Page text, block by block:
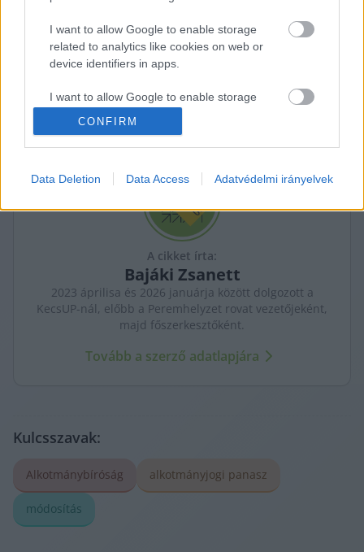
I want to allow Google to enable storage
related to analytics like cookies on web or
device identifiers in apps.
I want to allow Google to enable storage
I want to allow Google to enable storage
related to security, including authentication
functionality and fraud prevention, and other
CONFIRM
Data Deletion Data Access Adatvédelmi irányelvek
ECSUP SHORTS
A cikket írta:
Bajáki Zsanett
2023 áprilisa és 2026 januárja között dolgozott a
KecsUP-nál, előbb a Peremhelyzet rovat vezetőjeként,
majd főszerkesztőként.
Tovább a szerző adatlapjára
Kulcsszavak:
Alkotmánybíróság alkotmányjogi panasz
módosítás